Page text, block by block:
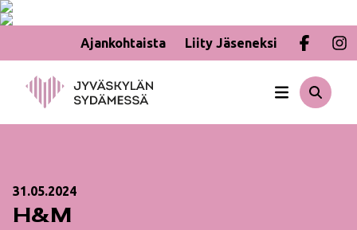
Ajankohtaista
Liity Jäseneksi
sisältöön
31.05.2024
H&M